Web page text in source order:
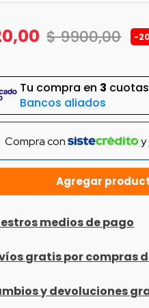
,00 $9900,00 -
Tu compra en 3 cuotas
Bancos aliados
Compra con y
medios de pago
gratis por compras
y devoluciones